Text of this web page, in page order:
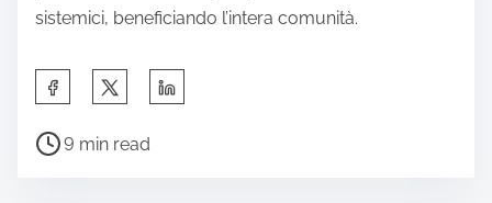
sistemici, beneficiando l’intera comunità.
a
P
9 min read